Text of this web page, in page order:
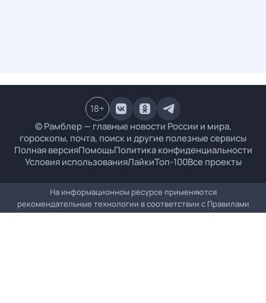
© Рамблер — главные новости России и мира,
гороскопы, почта, поиск и другие полезные сервисы
Полная версияПомощьПолитика конфиденциальности
Условия использованияЛайкиТоп-100Все проекты
18+
На информационном ресурсе применяются
рекомендательные технологии в соответствии с Правилами